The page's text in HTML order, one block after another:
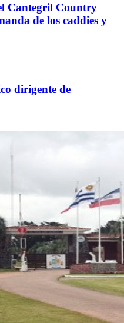
Cantegril Country
de los caddies y
dirigente de